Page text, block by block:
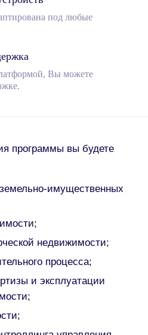
под любые
Вы можете
программы вы будете
земельно-имущественных
недвижимости;
процесса;
и эксплуатации